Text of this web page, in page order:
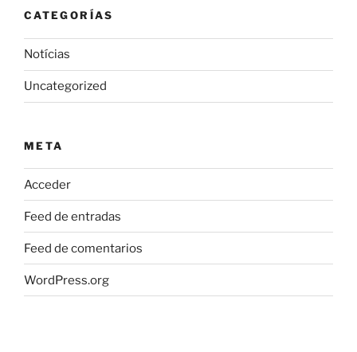
CATEGORÍAS
Notícias
Uncategorized
META
Acceder
Feed de entradas
Feed de comentarios
WordPress.org